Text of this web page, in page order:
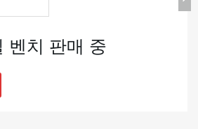
벤치 판매 중